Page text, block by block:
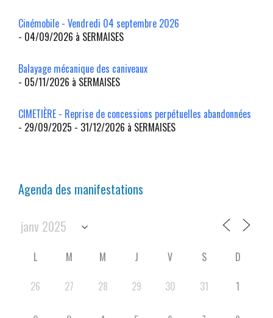
Cinémobile - Vendredi 04 septembre 2026
- 04/09/2026 à SERMAISES
Balayage mécanique des caniveaux
- 05/11/2026 à SERMAISES
CIMETIÈRE - Reprise de concessions perpétuelles abandonnées
- 29/09/2025 - 31/12/2026 à SERMAISES
Agenda des manifestations
L M M J V S
D
26
27 28 29 30 31 1